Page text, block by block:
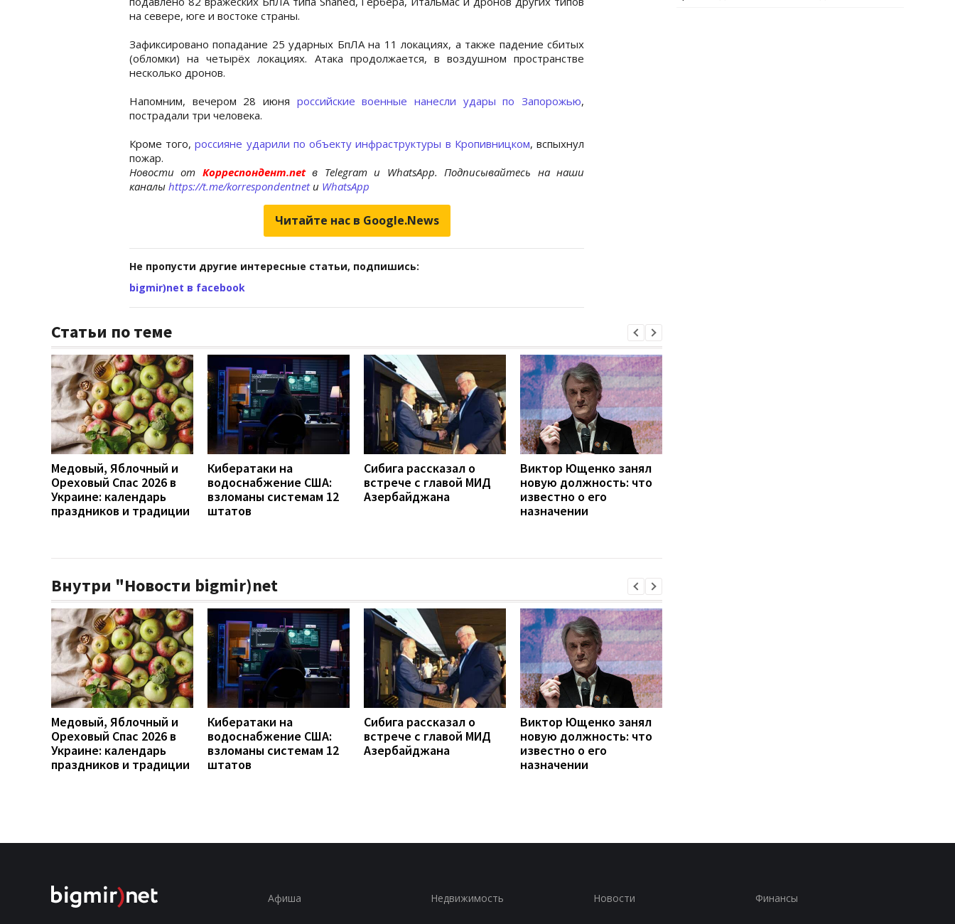
на севере, юге и востоке страны.
Зафиксировано попадание 25 ударных БпЛА на 11 локациях, а также падение сбитых
(обломки) на четырёх локациях. Атака продолжается, в воздушном пространстве
несколько дронов.
Напомним, вечером 28 июня российские военные нанесли удары по Запорожью,
пострадали три человека.
Кроме того,россияне ударили по объекту инфраструктуры в Кропивницком, вспыхнул
пожар.
Новости от Корреспондент.netв Telegram и WhatsApp. Подписывайтесь на наши
каналы https://t.me/korrespondentnetи WhatsApp
Читайте нас в Google.News
Не пропусти другие интересные статьи, подпишись:
bigmir)net в facebook
Статьи по теме
Медовый, Яблочный и
Ореховый Спас 2026 в
Украине: календарь
праздников и традиции
Кибератаки на
водоснабжение США:
взломаны системам 12
штатов
Сибига рассказал о
встрече с главой МИД
Азербайджана
Виктор Ющенко занял
новую должность: что
известно о его
назначении
Внутри "Новости bigmir)net
Медовый, Яблочный и
Ореховый Спас 2026 в
Украине: календарь
праздников и традиции
Кибератаки на
водоснабжение США:
взломаны системам 12
штатов
Сибига рассказал о
встрече с главой МИД
Азербайджана
Виктор Ющенко занял
новую должность: что
известно о его
назначении
Афиша Недвижимость Новости Финансы